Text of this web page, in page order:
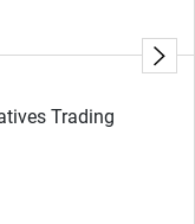
Trading